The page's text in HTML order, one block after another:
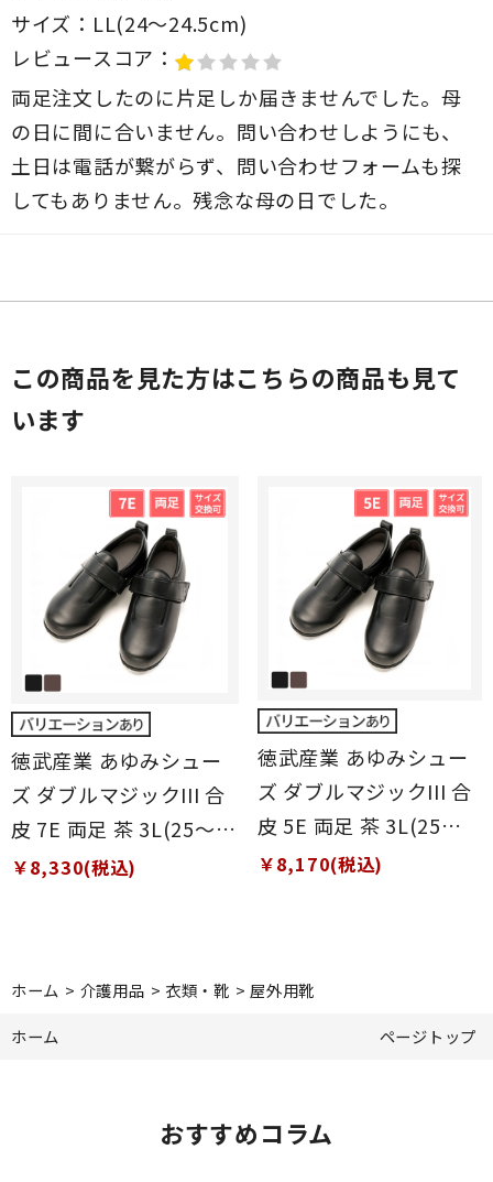
サイズ： LL(24～24.5cm)
レビュースコア：
両足注文したのに片足しか届きませんでした。母
の日に間に合いません。問い合わせしようにも、
土日は電話が繋がらず、問い合わせフォームも探
してもありません。残念な母の日でした。
この商品を見た方はこちらの商品も見て
います
徳武産業 あゆみシュー
ズ ダブルマジックIII 合
皮 7E 両足 茶 3L(25～
25.5cm)
￥8,330(税込)
徳武産業 あゆみシュー
ズ ダブルマジックIII 合
皮 5E 両足 茶 3L(25～
25.5cm)
￥8,170(税込)
ホーム > 介護用品 > 衣類・靴 > 屋外用靴
ホーム
ページトップ
おすすめコラム